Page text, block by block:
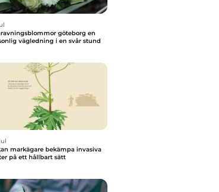
göteborg en
vägledning i en svår stund
markägare bekämpa invasiva
på ett hållbart sätt